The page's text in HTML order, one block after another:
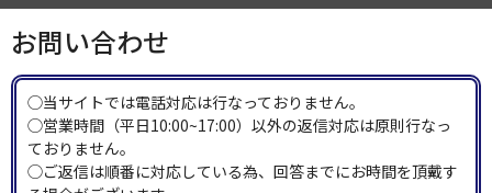
お問い合わせ
◯当サイトでは電話対応は行なっておりません。
◯営業時間（平日10:00~17:00）以外の返信対応は原則行なっ
ておりません。
◯ご返信は順番に対応している為、回答までにお時間を頂戴す